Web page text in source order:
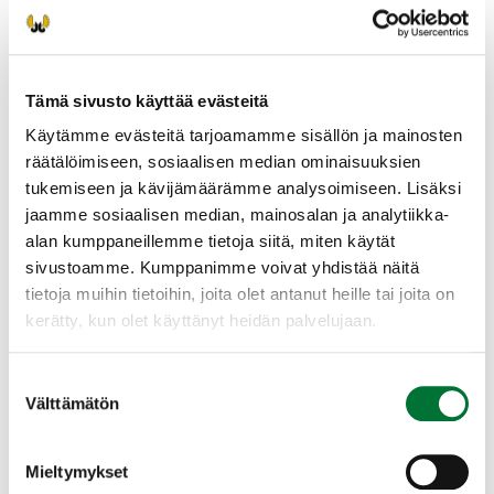
Tämä sivusto käyttää evästeitä
Käytämme evästeitä tarjoamamme sisällön ja mainosten
räätälöimiseen, sosiaalisen median ominaisuuksien
tukemiseen ja kävijämäärämme analysoimiseen. Lisäksi
jaamme sosiaalisen median, mainosalan ja analytiikka-
alan kumppaneillemme tietoja siitä, miten käytät
sivustoamme. Kumppanimme voivat yhdistää näitä
tietoja muihin tietoihin, joita olet antanut heille tai joita on
kerätty, kun olet käyttänyt heidän palvelujaan.
valinta
Välttämätön
Mieltymykset
Metsästysvuosi 2026-2027 alkoi 1. elokuuta.